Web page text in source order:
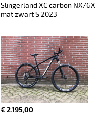
Slingerland XC carbon NX/GX
mat zwart S 2023
€ 2.195,00